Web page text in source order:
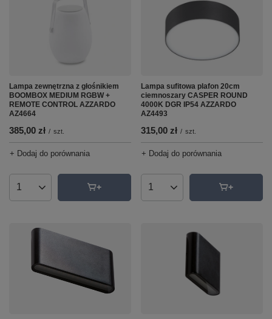
Lampa zewnętrzna z głośnikiem
BOOMBOX MEDIUM RGBW +
REMOTE CONTROL AZZARDO
AZ4664
385,00 zł / szt.
+ Dodaj do porównania
Ilość produktów
Lampa sufitowa plafon 20cm
ciemnoszary CASPER ROUND
4000K DGR IP54 AZZARDO
AZ4493
315,00 zł / szt.
+ Dodaj do porównania
Ilość produktów